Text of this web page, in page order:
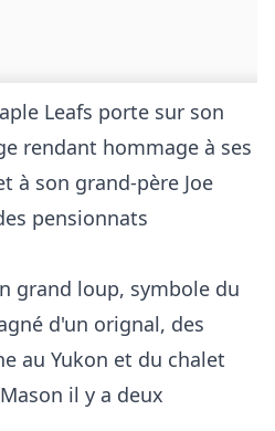
Leafs porte sur son
rendant hommage à ses
à son grand-père Joe
pensionnats
grand loup, symbole du
d'un orignal, des
au Yukon et du chalet
il y a deux